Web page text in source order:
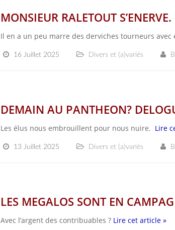
MONSIEUR RALETOUT S’ENERVE.
Il en a un peu marre des derviches tourneurs avec
16 Juillet 2025 Divers et (a)variés
DEMAIN AU PANTHEON?
Les élus nous embrouillent pour nous nuire. Lire
13 Juillet 2025 Divers et (a)variés
LES MEGALOS SONT EN
Avec l’argent des contribuables ? Lire cet article »